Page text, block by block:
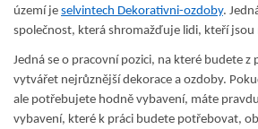
území je selvintech Dekorativni-ozdoby.
společnost, která shromažďuje lidi, kteří jsou
Jedná se o pracovní pozici, na které budete
vytvářet nejrůznější dekorace a ozdoby.
ale potřebujete hodně vybavení, máte
vybavení, které k práci budete potřebovat,